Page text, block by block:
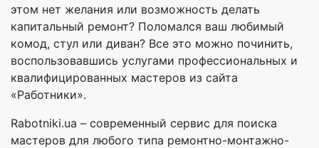
этом нет желания или возможность делать
капитальный ремонт? Поломался ваш любимый
комод, стул или диван? Все это можно починить,
воспользовавшись услугами профессиональных и
квалифицированных мастеров из сайта
«Работники».
Rabotniki.ua – современный сервис для поиска
мастеров для любого типа ремонтно-монтажно-